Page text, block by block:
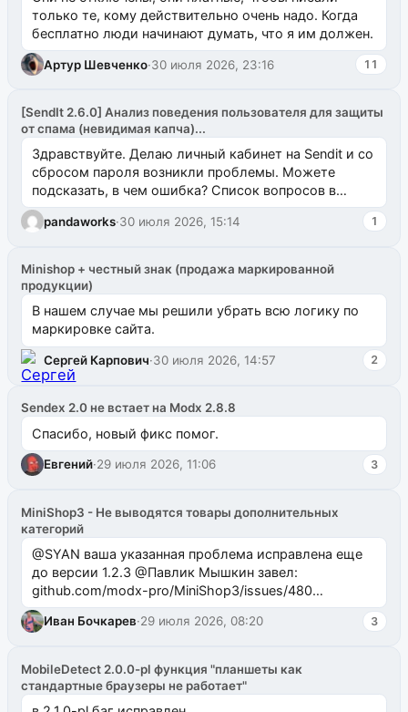
только те, кому действительно очень надо. Когда
бесплатно люди начинают думать, что я им должен.
Артур Шевченко·30 июля 2026, 23:16 11
[SendIt 2.6.0] Анализ поведения пользователя для защиты
от спама (невидимая капча)...
Здравствуйте. Делаю личный кабинет на Sendit и со
сбросом пароля возникли проблемы. Можете
подсказать, в чем ошибка? Список вопросов в
одноименном разделе на modx.pro пока пуст, и,...
pandaworks·30 июля 2026, 15:14 1
Minishop + честный знак (продажа маркированной
продукции)
В нашем случае мы решили убрать всю логику по
маркировке сайта.
Сергей Карпович·30 июля 2026, 14:57 2
Sendex 2.0 не встает на Modx 2.8.8
Спасибо, новый фикс помог.
Евгений·29 июля 2026, 11:06 3
MiniShop3 - Не выводятся товары дополнительных
категорий
@SYAN ваша указанная проблема исправлена еще
до версии 1.2.3 @Павлик Мышкин завел:
github.com/modx-pro/MiniShop3/issues/480
github.com/modx-pro/MiniShop3/issues/481Исправим
в б...
Иван Бочкарев·29 июля 2026, 08:20 3
MobileDetect 2.0.0-pl функция "планшеты как
стандартные браузеры не работает"